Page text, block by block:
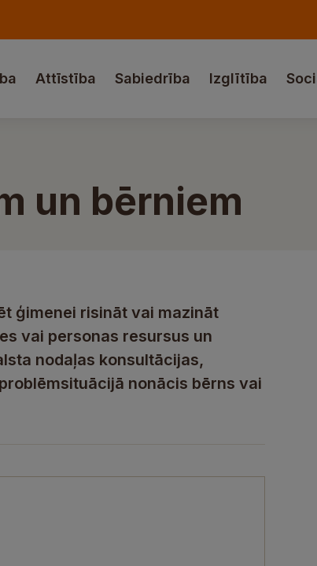
Attīstība Sabiedrība Izglītība
un bērniem
ģimenei risināt vai mazināt
vai personas resursus un
nodaļas konsultācijas,
nonācis bērns vai